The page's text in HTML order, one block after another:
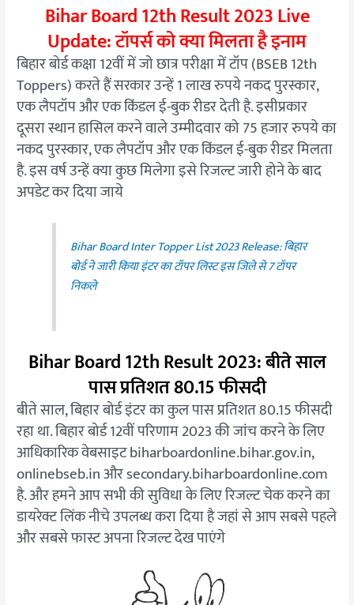
Bihar Board 12th Result 2023 Live
Update: टॉपर्स को क्या मिलता है इनाम
बिहार बोर्ड कक्षा 12वीं में जो छात्र परीक्षा में टॉप (BSEB 12th
Toppers) करते हैं सरकार उन्हें 1 लाख रुपये नकद पुरस्कार,
एक लैपटॉप और एक किंडल ई-बुक रीडर देती है. इसीप्रकार
दूसरा स्थान हासिल करने वाले उम्मीदवार को 75 हजार रुपये का
नकद पुरस्कार, एक लैपटॉप और एक किंडल ई-बुक रीडर मिलता
है. इस वर्ष उन्हें क्या कुछ मिलेगा इसे रिजल्ट जारी होने के बाद
अपडेट कर दिया जाये
Bihar Board Inter Topper List 2023 Release: बिहार
बोर्ड ने जारी किया इंटर का टॉपर लिस्ट इस जिले से 7 टॉपर
निकले
Bihar Board 12th Result 2023: बीते साल
पास प्रतिशत 80.15 फीसदी
बीते साल, बिहार बोर्ड इंटर का कुल पास प्रतिशत 80.15 फीसदी
रहा था. बिहार बोर्ड 12वीं परिणाम 2023 की जांच करने के लिए
आधिकारिक वेबसाइट biharboardonline.bihar.gov.in,
onlinebseb.in और secondary.biharboardonline.com
है. और हमने आप सभी की सुविधा के लिए रिजल्ट चेक करने का
डायरेक्ट लिंक नीचे उपलब्ध करा दिया है जहां से आप सबसे पहले
और सबसे फास्ट अपना रिजल्ट देख पाएंगे